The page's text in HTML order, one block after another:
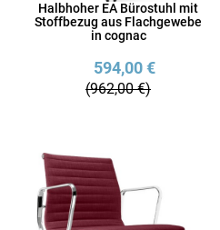
Halbhoher EA Bürostuhl mit
Stoffbezug aus Flachgewebe
in cognac
594,00 €
(962,00 €)